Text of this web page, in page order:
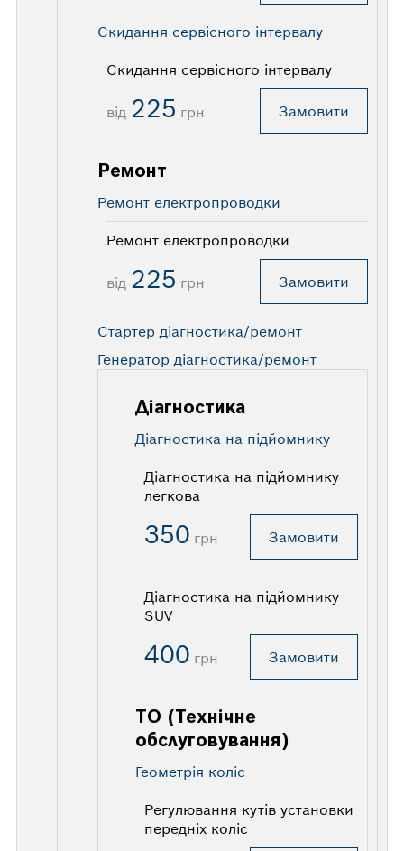
Скидання сервісного інтервалу
Скидання сервісного інтервалу
від 225 грн Замовити
Ремонт
Ремонт електропроводки
Ремонт електропроводки
від 225 грн Замовити
Стартер діагностика/ремонт
Генератор діагностика/ремонт
Діагностика
Діагностика на підйомнику
Діагностика на підйомнику
легкова
350 грн Замовити
Діагностика на підйомнику
SUV
400 грн Замовити
ТО (Технічне
обслуговування)
Геометрія коліс
Регулювання кутів установки
передніх коліс